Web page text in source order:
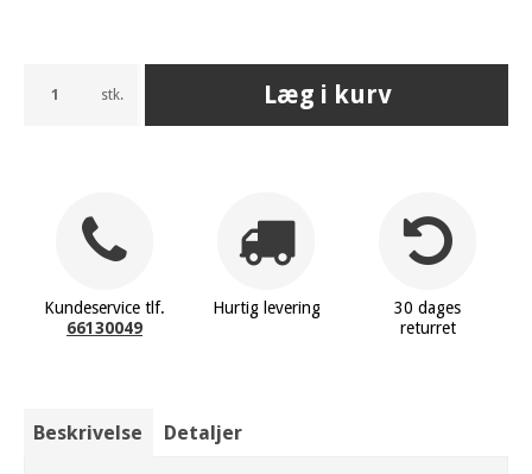
stk. Læg i kurv
Kundeservice tlf.
66130049
Hurtig levering
30 dages
returret
Beskrivelse Detaljer